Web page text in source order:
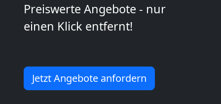
Preiswerte Angebote - nur
einen Klick entfernt!
Jetzt Angebote anfordern
Kunsttransport
Umzug